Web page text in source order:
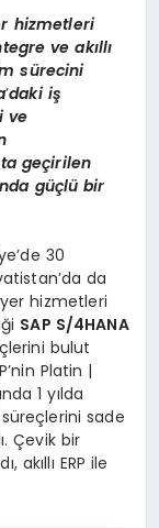
hizmetleri
ve akıllı
sürecini
’daki iş
ve
geçirilen
güçlü bir
30
da
hizmetleri
SAP S/4HANA
bulut
Platin |
1 yılda
sade
Çevik bir
akıllı ERP ile